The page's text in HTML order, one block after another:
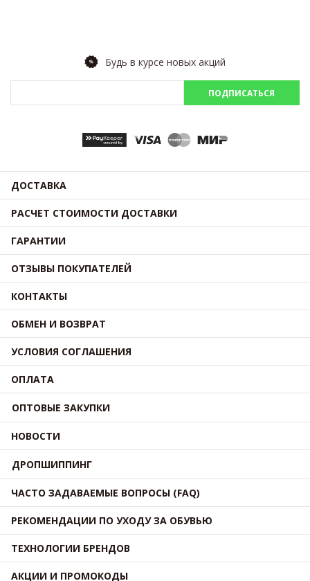
Будь в курсе новых акций
ПОДПИСАТЬСЯ
ДОСТАВКА
РАСЧЕТ СТОИМОСТИ ДОСТАВКИ
ГАРАНТИИ
ОТЗЫВЫ ПОКУПАТЕЛЕЙ
КОНТАКТЫ
ОБМЕН И ВОЗВРАТ
УСЛОВИЯ СОГЛАШЕНИЯ
ОПЛАТА
ОПТОВЫЕ ЗАКУПКИ
НОВОСТИ
ДРОПШИППИНГ
ЧАСТО ЗАДАВАЕМЫЕ ВОПРОСЫ (FAQ)
РЕКОМЕНДАЦИИ ПО УХОДУ ЗА ОБУВЬЮ
ТЕХНОЛОГИИ БРЕНДОВ
АКЦИИ И ПРОМОКОДЫ